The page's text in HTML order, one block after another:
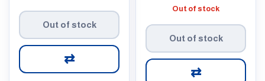
Out of stock
Out of stock
⇄
Out of stock
⇄